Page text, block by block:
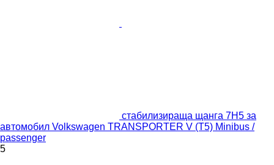
стабилизираща щанга 7H5 за
автомобил Volkswagen TRANSPORTER V (T5) Minibus /
passenger
5